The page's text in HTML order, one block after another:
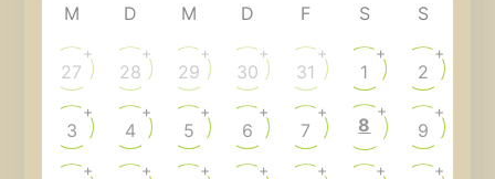
M D M D F S S
27
+
28
+
29
+
30
+
31
+
1
+
2
+
3
+
4
+
5
+
6
+
7
+
8
+
9
+
+ + + + + + +